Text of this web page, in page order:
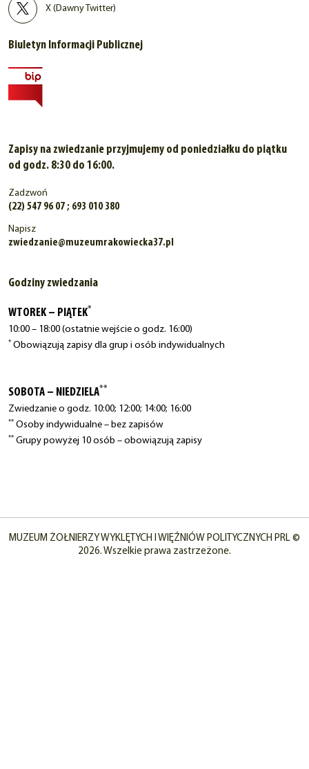
X (Dawny Twitter)
Biuletyn Informacji Publicznej
Zapisy na zwiedzanie przyjmujemy od poniedziałku do piątku
od godz. 8:30 do 16:00.
Zadzwoń
(22) 547 96 07 ; 693 010 380
Napisz
zwiedzanie@muzeumrakowiecka37.pl
Godziny zwiedzania
WTOREK – PIĄTEK*
10:00 – 18:00 (ostatnie wejście o godz. 16:00)
* Obowiązują zapisy dla grup i osób indywidualnych
SOBOTA – NIEDZIELA**
Zwiedzanie o godz. 10:00; 12:00; 14:00; 16:00
** Osoby indywidualne – bez zapisów
** Grupy powyżej 10 osób – obowiązują zapisy
MUZEUM ŻOŁNIERZY WYKLĘTYCH I WIĘŹNIÓW POLITYCZNYCH PRL ©
2026. Wszelkie prawa zastrzeżone.